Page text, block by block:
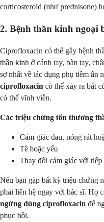
corticosteroid (như prednisone)
2. Bệnh thần kinh ngoại
Ciprofloxacin có thể gây bệnh
thần kinh ở cánh tay, bàn tay,
sợ nhất về tác dụng phụ tiềm ẩn
ciprofloxacin có thể xảy ra bất
có thể vĩnh viễn.
Các triệu chứng tổn thương
Cảm giác đau, nóng rát
Tê hoặc yếu
Thay đổi cảm giác với
Nếu bạn gặp bất kỳ triệu chứng
phải liên hệ ngay với bác sĩ. Họ
ngừng dùng ciprofloxacin để
phục hồi.